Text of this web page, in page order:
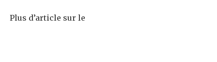
Plus d’article sur le